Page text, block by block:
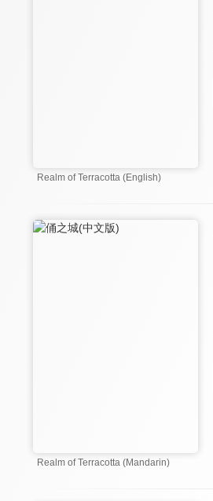
Realm of Terracotta (English)
Realm of Terracotta (Mandarin)